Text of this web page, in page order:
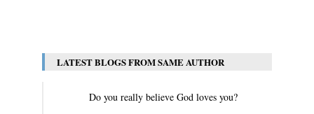
LATEST BLOGS FROM SAME AUTHOR
Do you really believe God loves you?